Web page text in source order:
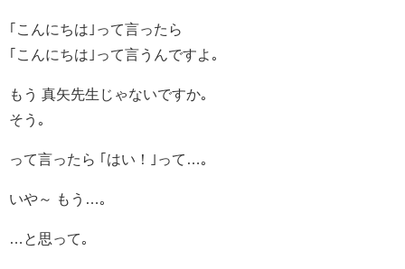
｢こんにちは｣って言ったら
｢こんにちは｣って言うんですよ｡
もう 真矢先生じゃないですか｡
そう｡
って言ったら ｢はい！｣って…｡
いや～ もう…｡
…と思って｡